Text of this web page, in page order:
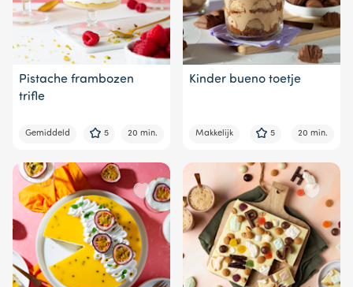
Pistache frambozen
trifle
Gemiddeld 5 20 min.
Kinder bueno toetje
Makkelijk 5 20 min.